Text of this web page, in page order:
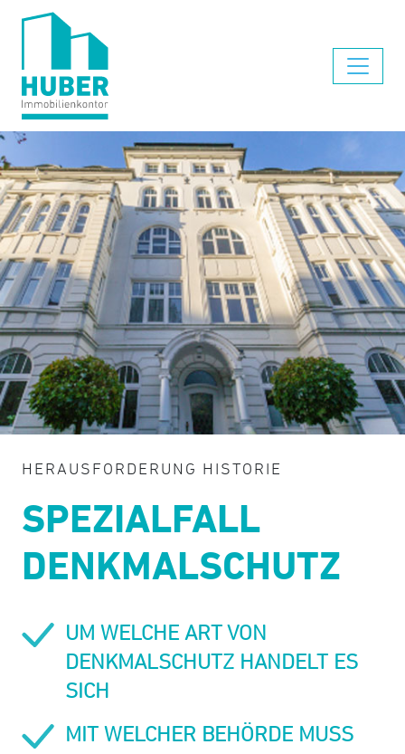
HERAUSFORDERUNG HISTORIE
SPEZIALFALL
DENKMALSCHUTZ
UM WELCHE ART VON
DENKMALSCHUTZ HANDELT ES
SICH
MIT WELCHER BEHÖRDE MUSS